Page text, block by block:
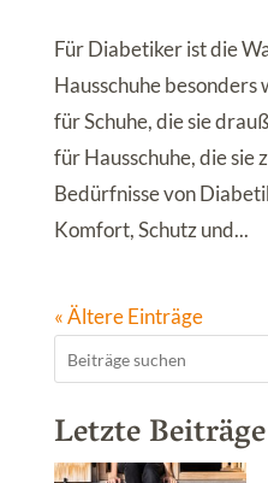
Für Diabetiker ist die
Hausschuhe
für Schuhe, die sie
für Hausschuhe, die sie
Bedürfnisse von
Komfort, Schutz und...
« Ältere Einträge
Letzte Beiträge